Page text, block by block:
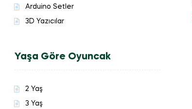
Arduino Setler
3D Yazıcılar
Yaşa Göre Oyuncak
2 Yaş
3 Yaş